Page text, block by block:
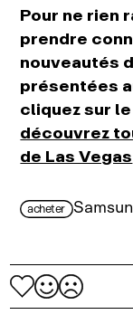
Pour ne rien
prendre
nouveautés
présentées
cliquez sur
découvrez
de Las Vegas
acheter